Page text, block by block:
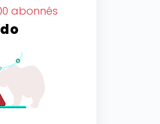
abonnés